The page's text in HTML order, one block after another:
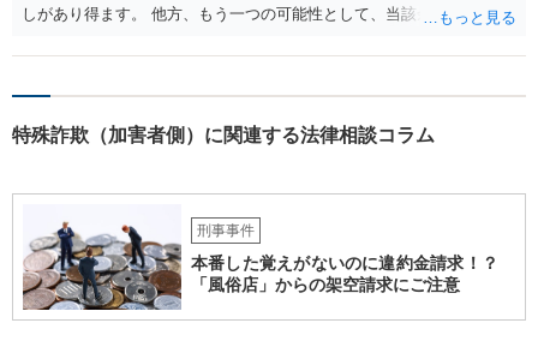
しがあり得ます。 他方、もう一つの可能性として、当該余罪について
停滞しているということも考え得る所です。 上記、ご参考ください。
特殊詐欺（加害者側）に関連する法律相談コラム
刑事事件
本番した覚えがないのに違約金請求！？
「風俗店」からの架空請求にご注意